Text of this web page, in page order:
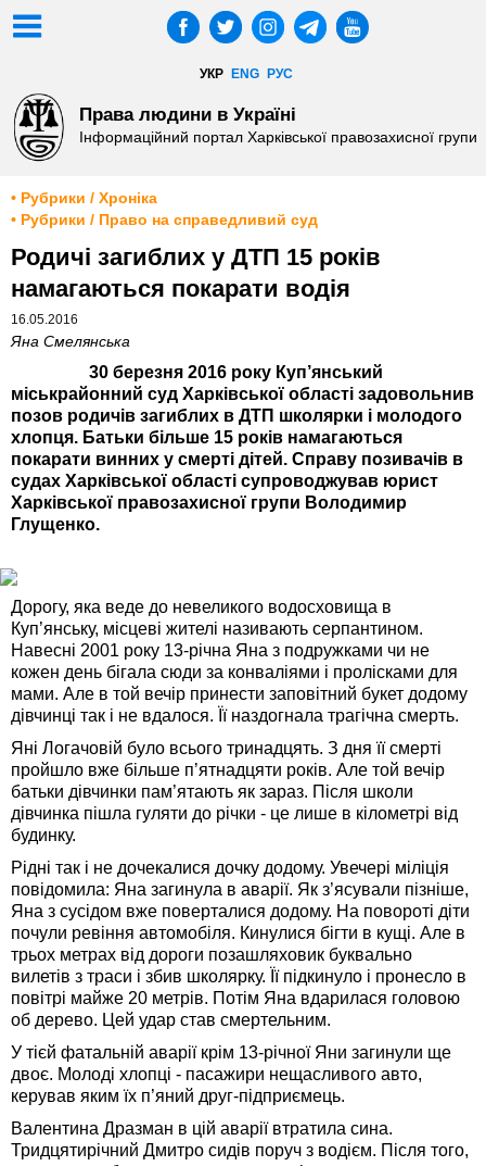
УКР ENG РУС
Права людини в Україні
Інформаційний портал Харківської правозахисної групи
• Рубрики / Хроніка
• Рубрики / Право на справедливий суд
Родичі загиблих у ДТП 15 років
намагаються покарати водія
16.05.2016
Яна Смелянська
30 березня 2016 року Куп’янський
міськрайонний суд Харківської області задовольнив
позов родичів загиблих в ДТП школярки і молодого
хлопця. Батьки більше 15 років намагаються
покарати винних у смерті дітей. Справу позивачів в
судах Харківської області супроводжував юрист
Харківської правозахисної групи Володимир
Глущенко.
Дорогу, яка веде до невеликого водосховища в
Куп’янську, місцеві жителі називають серпантином.
Навесні 2001 року 13-річна Яна з подружками чи не
кожен день бігала сюди за конваліями і пролісками для
мами. Але в той вечір принести заповітний букет додому
дівчинці так і не вдалося. Її наздогнала трагічна смерть.
Яні Логачовій було всього тринадцять. З дня її смерті
пройшло вже більше п’ятнадцяти років. Але той вечір
батьки дівчинки пам’ятають як зараз. Після школи
дівчинка пішла гуляти до річки - це лише в кілометрі від
будинку.
Рідні так і не дочекалися дочку додому. Увечері міліція
повідомила: Яна загинула в аварії. Як з’ясували пізніше,
Яна з сусідом вже поверталися додому. На повороті діти
почули ревіння автомобіля. Кинулися бігти в кущі. Але в
трьох метрах від дороги позашляховик буквально
вилетів з траси і збив школярку. Її підкинуло і пронесло в
повітрі майже 20 метрів. Потім Яна вдарилася головою
об дерево. Цей удар став смертельним.
У тієй фатальній аварії крім 13-річної Яни загинули ще
двоє. Молоді хлопці - пасажири нещасливого авто,
керував яким їх п’яний друг-підприємець.
Валентина Дразман в цій аварії втратила сина.
Тридцятирічний Дмитро сидів поруч з водієм. Після того,